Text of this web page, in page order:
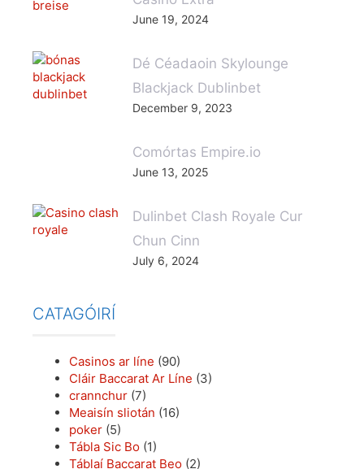
June 19, 2024
Dé Céadaoin Skylounge
Blackjack Dublinbet
December 9, 2023
Comórtas Empire.io
June 13, 2025
Dulinbet Clash Royale Cur
Chun Cinn
July 6, 2024
CATAGÓIRÍ
Casinos ar líne (90)
Cláir Baccarat Ar Líne (3)
crannchur (7)
Meaisín sliotán (16)
poker (5)
Tábla Sic Bo (1)
Táblaí Baccarat Beo (2)